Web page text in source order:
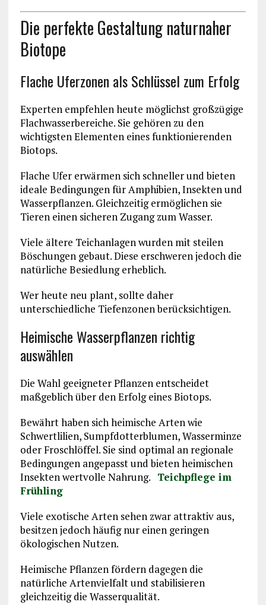
Die perfekte Gestaltung naturnaher
Biotope
Flache Uferzonen als Schlüssel zum Erfolg
Experten empfehlen heute möglichst großzügige
Flachwasserbereiche. Sie gehören zu den
wichtigsten Elementen eines funktionierenden
Biotops.
Flache Ufer erwärmen sich schneller und bieten
ideale Bedingungen für Amphibien, Insekten und
Wasserpflanzen. Gleichzeitig ermöglichen sie
Tieren einen sicheren Zugang zum Wasser.
Viele ältere Teichanlagen wurden mit steilen
Böschungen gebaut. Diese erschweren jedoch die
natürliche Besiedlung erheblich.
Wer heute neu plant, sollte daher
unterschiedliche Tiefenzonen berücksichtigen.
Heimische Wasserpflanzen richtig
auswählen
Die Wahl geeigneter Pflanzen entscheidet
maßgeblich über den Erfolg eines Biotops.
Bewährt haben sich heimische Arten wie
Schwertlilien, Sumpfdotterblumen, Wasserminze
oder Froschlöffel. Sie sind optimal an regionale
Bedingungen angepasst und bieten heimischen
Insekten wertvolle Nahrung. Teichpflege im
Frühling
Viele exotische Arten sehen zwar attraktiv aus,
besitzen jedoch häufig nur einen geringen
ökologischen Nutzen.
Heimische Pflanzen fördern dagegen die
natürliche Artenvielfalt und stabilisieren
gleichzeitig die Wasserqualität.